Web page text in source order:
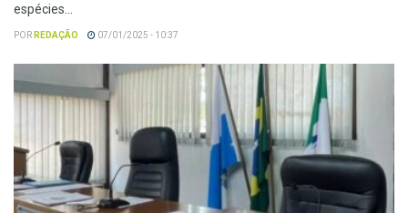
espécies...
POR REDAÇÃO 07/01/2025 - 10:37